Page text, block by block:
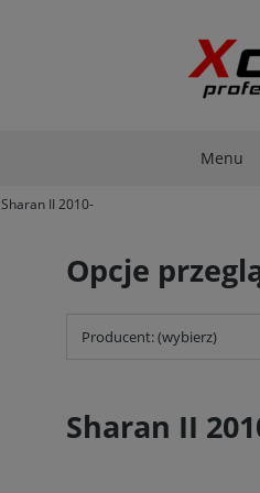
Menu
Sharan II 2010-
Opcje
Producent: (wybierz)
Sharan II